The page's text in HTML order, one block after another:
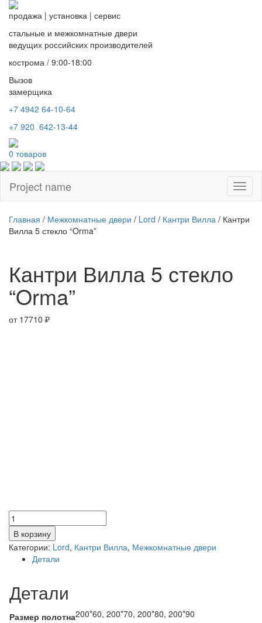
продажа | установка | сервис
стальные и межкомнатные двери
ведущих российских производителей
кострома / 9:00-18:00
Вызов
замерщика
+7 4942 64-10-64
+7 920 642-13-44
0 товаров
Project name
Главная / Межкомнатные двери / Lord / Кантри Вилла / Кантри
Вилла 5 стекло “Orma”
Кантри Вилла 5 стекло
“Orma”
от 17710 ₽
Количество
товара
Кантри
Вилла
“Orma”
В корзину
Категории: Lord, Кантри Вилла, Межкомнатные двери
Детали
Детали
Размер полотна200*60, 200*70, 200*80, 200*90